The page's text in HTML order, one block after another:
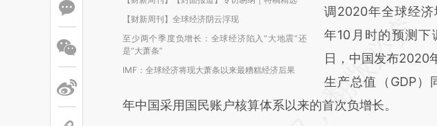
【财新周刊】全球经济阴云浮现
至少两个季度负增长：全球经济陷入“大地震”还
是“大萧条”
IMF：全球经济将现大萧条以来最糟糕经济后果
调2020年全球经
年10月时的预测
日，中国发布
生产总值（GDP）
年中国采用国民账户核算体系以来的首次负增长。